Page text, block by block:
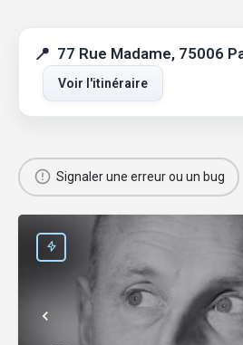
77 Rue Madame, 75006
Voir l'itinéraire
Signaler une erreur ou un bug